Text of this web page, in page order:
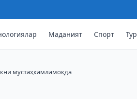
Маданият Спорт
мустаҳкамламоқда